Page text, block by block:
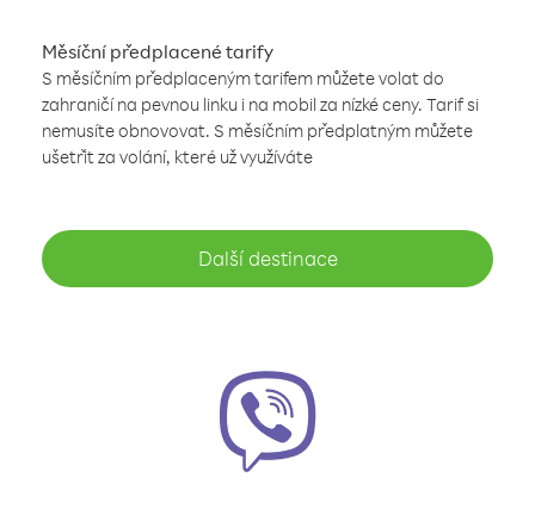
Měsíční předplacené tarify
S měsíčním předplaceným tarifem můžete volat do
zahraničí na pevnou linku i na mobil za nízké ceny. Tarif si
nemusíte obnovovat. S měsíčním předplatným můžete
ušetřit za volání, které už využíváte
Další destinace